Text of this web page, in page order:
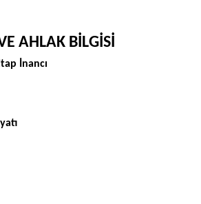
AHLAK BİLGİSİ
İnancı